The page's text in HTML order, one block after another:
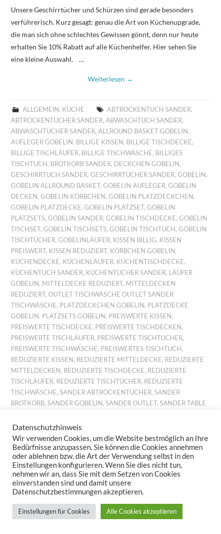
Unsere Geschirrtücher und Schürzen sind gerade besonders
verführerisch. Kurz gesagt: genau die Art von Küchenupgrade,
die man sich ohne schlechtes Gewissen gönnt, denn nur heute
erhalten Sie 10% Rabatt auf alle Küchenhelfer. Hier sehen Sie
eine kleine Auswahl. …
Weiterlesen →
ALLGEMEIN, KÜCHE ABTROCKENTUCH SANDER,
ABTROCKENTÜCHER SANDER,ABWASCHTUCH SANDER,
ABWASCHTÜCHER SANDER,ALLROUND BASKET GOBELIN,
AUFLEGER GOBELIN, BILLIGE KISSEN, BILLIGE TISCHDECKE,
BILLIGE TISCHLÄUFER, BILLIGE TISCHWÄSCHE, BILLIGES
TISCHTUCH, BROTKORB SANDER, DECKCHEN GOBELIN,
GESCHIRRTUCH SANDER,GESCHIRRTÜCHER SANDER,GOBELIN,
GOBELIN ALLROUND BASKET,GOBELIN AUFLEGER,GOBELIN
DECKEN,GOBELIN KÖRBCHEN,GOBELIN PLATZDECKCHEN,
GOBELIN PLATZDECKE,GOBELIN PLATZSET,GOBELIN
PLATZSETS,GOBELIN SANDER,GOBELIN TISCHDECKE,GOBELIN
TISCHSET,GOBELIN TISCHSETS,GOBELIN TISCHTUCH,GOBELIN
TISCHTÜCHER,GOBELINLÄUFER, KISSEN BILLIG, KISSEN
PREISWERT, KISSEN REDUZIERT, KÖRBCHEN GOBELIN,
KÜCHENDECKE, KÜCHENLÄUFER, KÜCHENTISCHDECKE,
KÜCHENTUCH SANDER, KÜCHENTÜCHER SANDER, LÄUFER
GOBELIN, MITTELDECKE REDUZIERT, MITTELDECKEN
REDUZIERT,OUTLET TISCHWÄSCHE OUTLET SANDER
TISCHWÄSCHE, PLATZDECKCHEN GOBELIN, PLATZDECKE
GOBELIN, PLATZSETS GOBELIN, PREISWERTE KISSEN,
PREISWERTE TISCHDECKE, PREISWERTE TISCHDECKEN,
PREISWERTE TISCHLÄUFER, PREISWERTE TISCHTÜCHER,
PREISWERTE TISCHWÄSCHE, PREISWERTES TISCHTUCH,
REDUZIERTE KISSEN, REDUZIERTE MITTELDECKE, REDUZIERTE
MITTELDECKEN, REDUZIERTE TISCHDECKE, REDUZIERTE
TISCHLÄUFER, REDUZIERTE TISCHTÜCHER, REDUZIERTE
TISCHWÄSCHE,SANDER ABTROCKENTÜCHER,SANDER
BROTKORB,SANDER GOBELIN,SANDER OUTLET,SANDER TABLE
TISCHDECKE BILLIG,TISCHDECKE KÜCHE
PREISWERT ,TISCHDECKE REDUZIERT,TISCHDECKEN
PREISWERT,TISCHLÄUFER BILLIG,TISCHLÄUFER GOBELIN,
TISCHLÄUFER KÜCHE,TISCHLÄUFER PREISWERT,TISCHLÄUFER
REDUZIERT,TISCHSET GOBELIN,TISCHSETS GOBELIN,
TISCHTUCH BILLIG,TISCHTUCH PREISWERT ,TISCHTUCH
REDUZIERT ,TISCHTÜCHER PREISWERT,TISCHWÄSCHE BILLIG
TISCHWÄSCHE REDUZIERT
TISCHWÄSCHE SALE,TISCHWÄSCHE
Datenschutzhinweis
Wir verwenden Cookies, um die Website bestmöglich an Ihre
Bedürfnisse anzupassen. Sie können die Cookies annehmen
oder ablehnen bzw. die Art der Verwendung selbst in den
Einstellungen konfigurieren. Wenn Sie dies nicht tun,
nehmen wir an, dass Sie mit dem Setzen von Cookies
einverstanden sind und damit unsere
Datenschutzbestimmungen akzeptieren.
Einstellungen für Cookies Alle Cookies akzeptieren